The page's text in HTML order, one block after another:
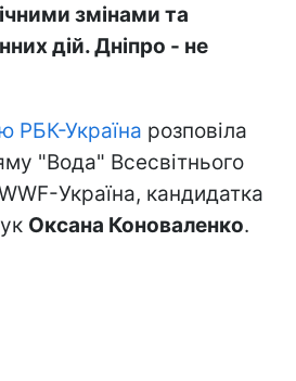
змінами та
дій. Дніпро - не
РБК-Україна розповіла
"Вода" Всесвітнього
Україна, кандидатка
Оксана Коноваленко.